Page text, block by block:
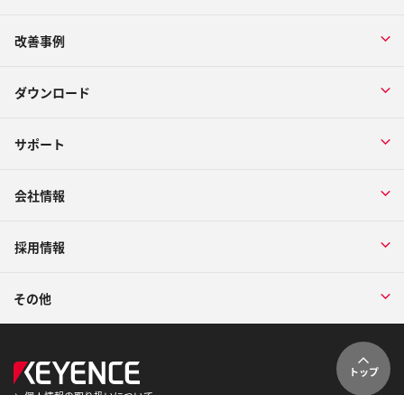
改善事例
ダウンロード
サポート
会社情報
採用情報
その他
トップ